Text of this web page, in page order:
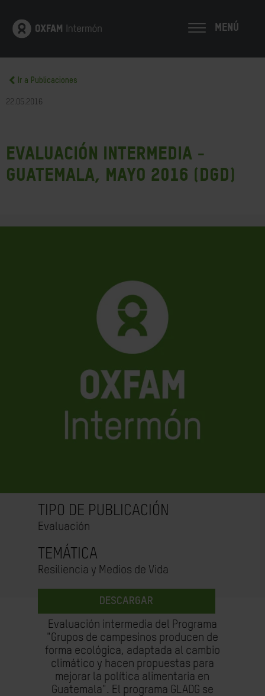
MENÚ
Ir a Publicaciones
22.05.2016
Evaluación Intermedia -
Guatemala, mayo 2016 (DGD)
TIPO DE PUBLICACIÓN
Evaluación
TEMÁTICA
Resiliencia y Medios de Vida
DESCARGAR
Evaluación intermedia del Programa
"Grupos de campesinos producen de
forma ecológica, adaptada al cambio
climático y hacen propuestas para
mejorar la política alimentaria en
Guatemala". El programa GLADG se